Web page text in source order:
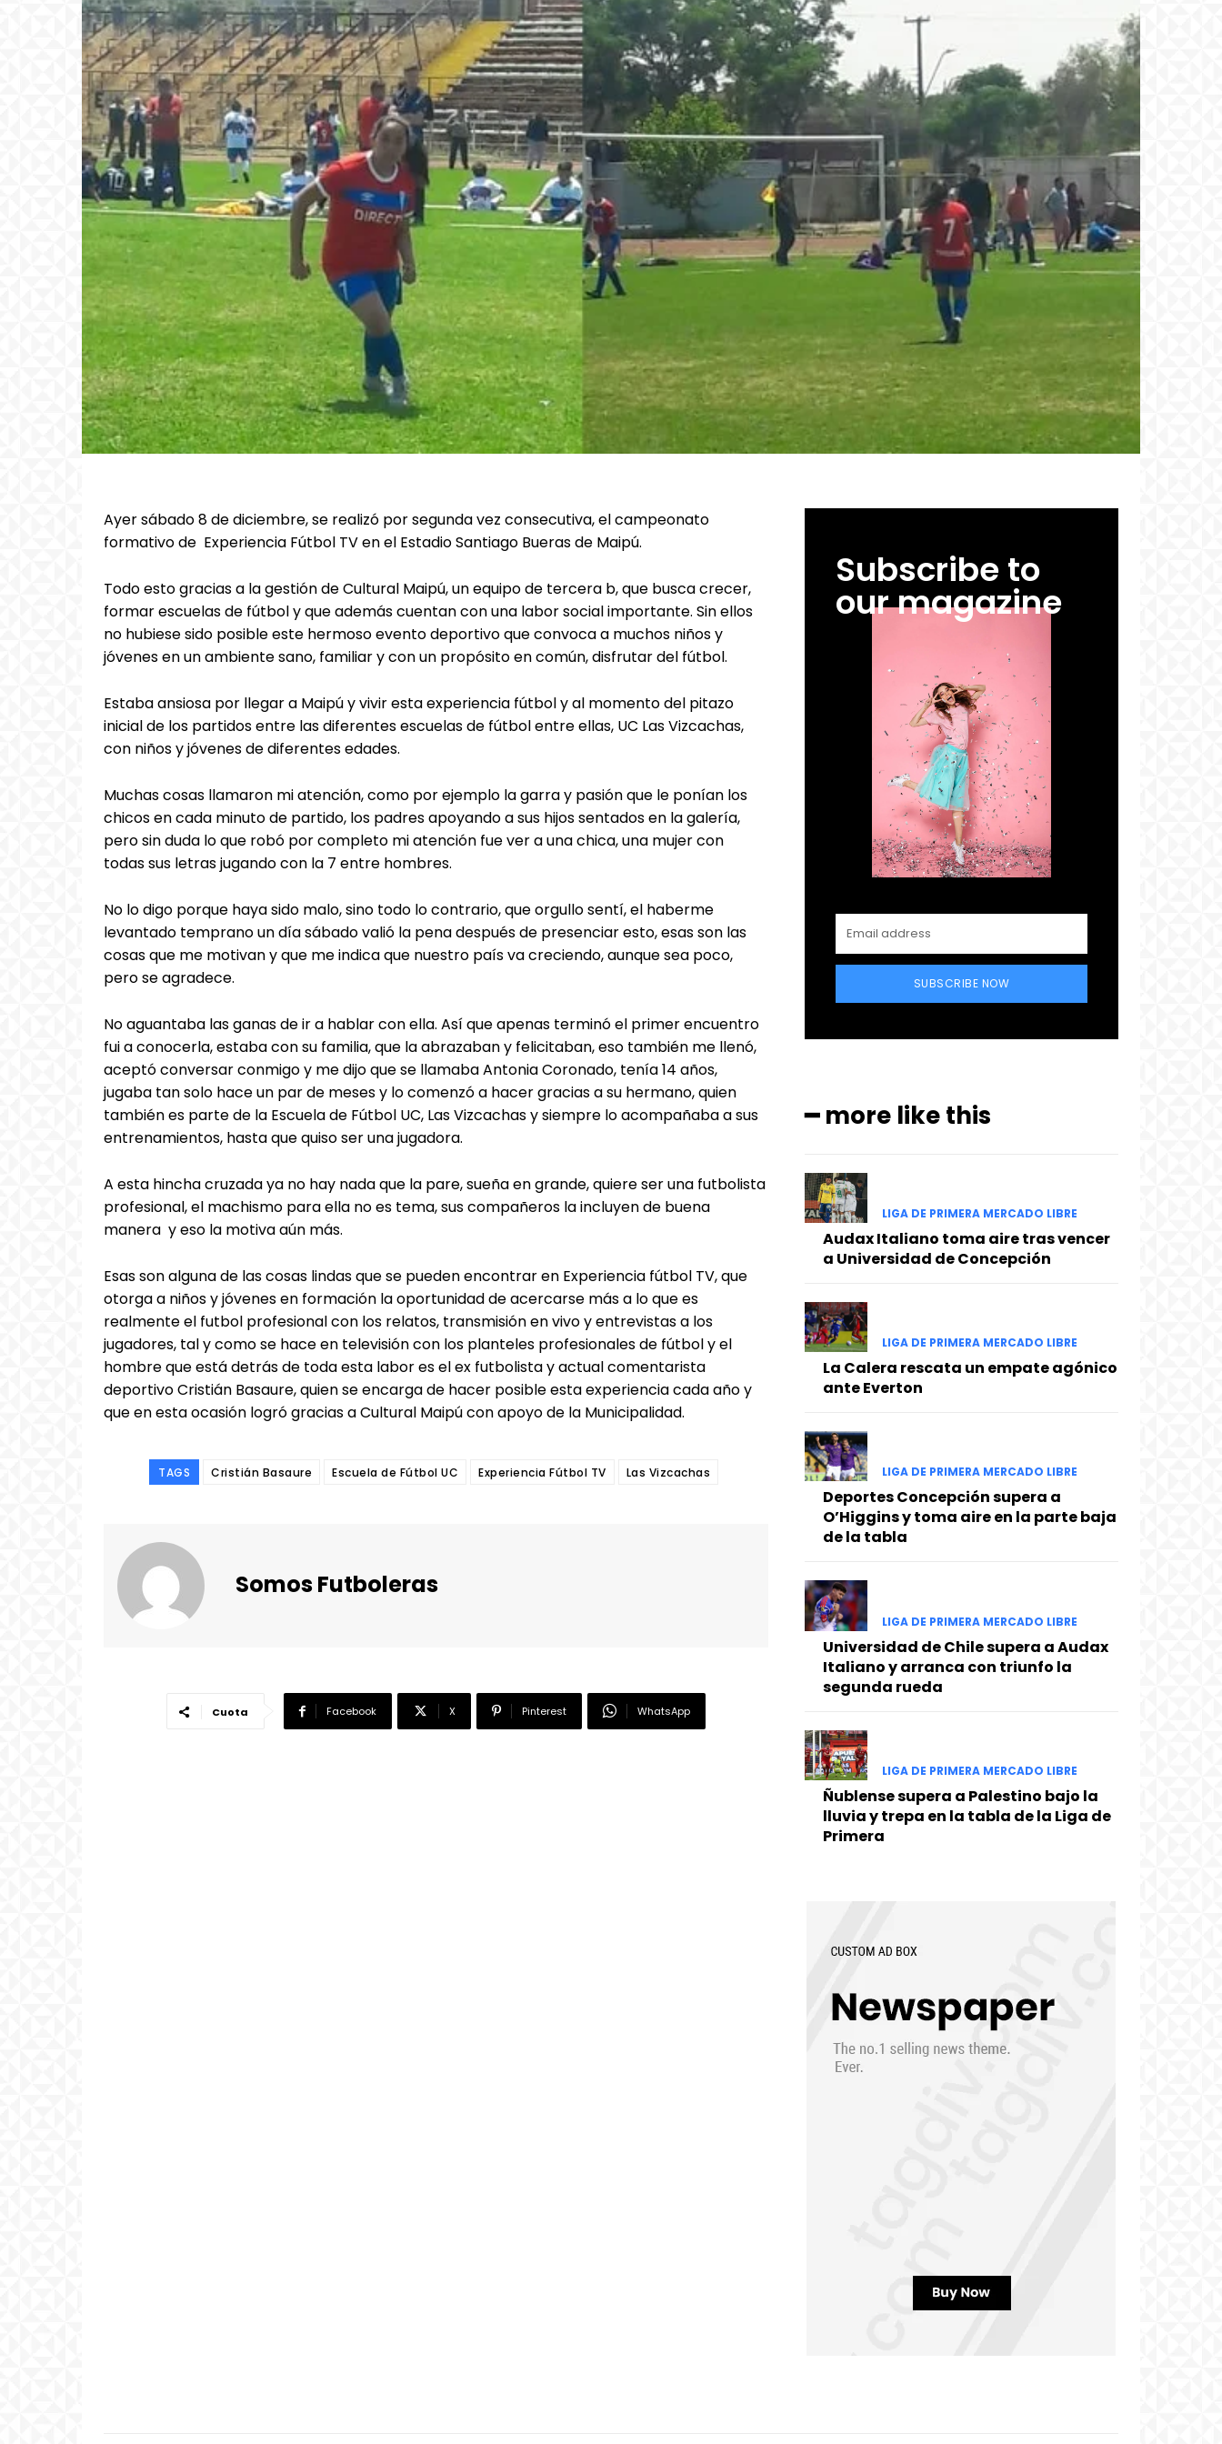
Ayer sábado 8 de diciembre, se realizó por segunda vez consecutiva, el campeonato
formativo de Experiencia Fútbol TV en el Estadio Santiago Bueras de Maipú.
Todo esto gracias a la gestión de Cultural Maipú, un equipo de tercera b, que busca crecer,
formar escuelas de fútbol y que además cuentan con una labor social importante. Sin ellos
no hubiese sido posible este hermoso evento deportivo que convoca a muchos niños y
jóvenes en un ambiente sano, familiar y con un propósito en común, disfrutar del fútbol.
Estaba ansiosa por llegar a Maipú y vivir esta experiencia fútbol y al momento del pitazo
inicial de los partidos entre las diferentes escuelas de fútbol entre ellas, UC Las Vizcachas,
con niños y jóvenes de diferentes edades.
Muchas cosas llamaron mi atención, como por ejemplo la garra y pasión que le ponían los
chicos en cada minuto de partido, los padres apoyando a sus hijos sentados en la galería,
pero sin duda lo que robó por completo mi atención fue ver a una chica, una mujer con
todas sus letras jugando con la 7 entre hombres.
No lo digo porque haya sido malo, sino todo lo contrario, que orgullo sentí, el haberme
levantado temprano un día sábado valió la pena después de presenciar esto, esas son las
cosas que me motivan y que me indica que nuestro país va creciendo, aunque sea poco,
pero se agradece.
No aguantaba las ganas de ir a hablar con ella. Así que apenas terminó el primer encuentro
fui a conocerla, estaba con su familia, que la abrazaban y felicitaban, eso también me llenó,
aceptó conversar conmigo y me dijo que se llamaba Antonia Coronado, tenía 14 años,
jugaba tan solo hace un par de meses y lo comenzó a hacer gracias a su hermano, quien
también es parte de la Escuela de Fútbol UC, Las Vizcachas y siempre lo acompañaba a sus
entrenamientos, hasta que quiso ser una jugadora.
A esta hincha cruzada ya no hay nada que la pare, sueña en grande, quiere ser una futbolista
profesional, el machismo para ella no es tema, sus compañeros la incluyen de buena
manera y eso la motiva aún más.
Esas son alguna de las cosas lindas que se pueden encontrar en Experiencia fútbol TV, que
otorga a niños y jóvenes en formación la oportunidad de acercarse más a lo que es
realmente el futbol profesional con los relatos, transmisión en vivo y entrevistas a los
jugadores, tal y como se hace en televisión con los planteles profesionales de fútbol y el
hombre que está detrás de toda esta labor es el ex futbolista y actual comentarista
deportivo Cristián Basaure, quien se encarga de hacer posible esta experiencia cada año y
que en esta ocasión logró gracias a Cultural Maipú con apoyo de la Municipalidad.
TAGS Cristián Basaure Escuela de Fútbol UC Experiencia Fútbol TV Las Vizcachas
Somos Futboleras
Cuota Facebook X Pinterest WhatsApp
Subscribe to
our magazine
SUBSCRIBE NOW
━ more like this
LIGA DE PRIMERA MERCADO LIBRE
Audax Italiano toma aire tras vencer
a Universidad de Concepción
LIGA DE PRIMERA MERCADO LIBRE
La Calera rescata un empate agónico
ante Everton
LIGA DE PRIMERA MERCADO LIBRE
Deportes Concepción supera a
O’Higgins y toma aire en la parte baja
de la tabla
LIGA DE PRIMERA MERCADO LIBRE
Universidad de Chile supera a Audax
Italiano y arranca con triunfo la
segunda rueda
LIGA DE PRIMERA MERCADO LIBRE
Ñublense supera a Palestino bajo la
lluvia y trepa en la tabla de la Liga de
Primera